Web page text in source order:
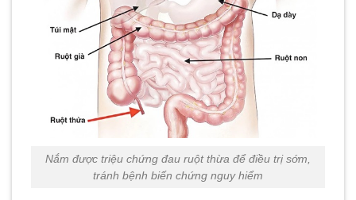
Nắm được triệu chứng đau ruột thừa để điều trị sớm,
tránh bệnh biến chứng nguy hiểm